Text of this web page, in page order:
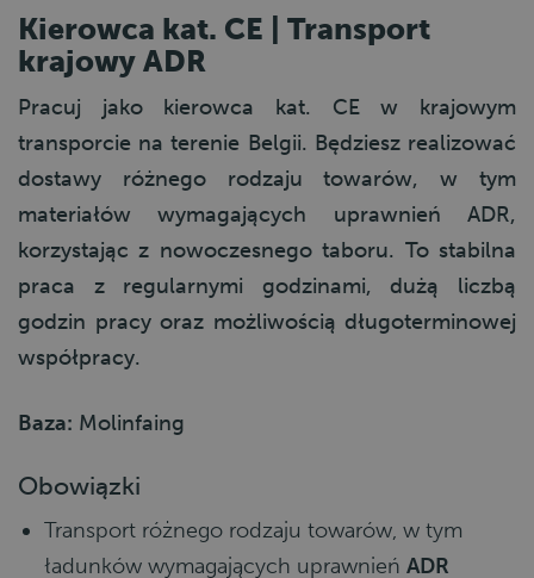
Kierowca kat. CE | Transport
krajowy ADR
Pracuj jako kierowca kat. CE w krajowym
transporcie na terenie Belgii. Będziesz realizować
dostawy różnego rodzaju towarów, w tym
materiałów wymagających uprawnień ADR,
korzystając z nowoczesnego taboru. To stabilna
praca z regularnymi godzinami, dużą liczbą
godzin pracy oraz możliwością długoterminowej
współpracy.
Baza: Molinfaing
Obowiązki
Transport różnego rodzaju towarów, w tym
ładunków wymagających uprawnień ADR